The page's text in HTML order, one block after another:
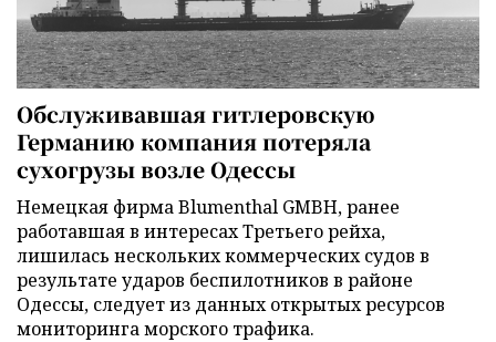
Обслуживавшая гитлеровскую
Германию компания потеряла
сухогрузы возле Одессы
Немецкая фирма Blumenthal GMBH, ранее
работавшая в интересах Третьего рейха,
лишилась нескольких коммерческих судов в
результате ударов беспилотников в районе
Одессы, следует из данных открытых ресурсов
мониторинга морского трафика.